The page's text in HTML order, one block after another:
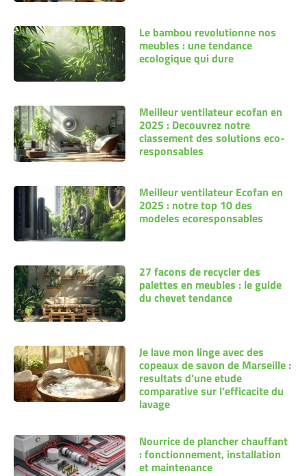
Le bambou revolutionne nos
meubles : une tendance
ecologique qui dure
Meilleur ventilateur ecofan en
2025 : Decouvrez notre
classement des solutions eco-
responsables
Meilleur ventilateur Ecofan en
2025 : notre top 10 des
modeles ecoresponsables
27 facons de recycler des
palettes en meubles : le guide
du chevet tendance
Je lave mon linge avec des
copeaux de savon de Marseille :
resultats d’une etude
comparative sur l’efficacite du
lavage
Nourrice de plancher chauffant
: fonctionnement, installation
et maintenance